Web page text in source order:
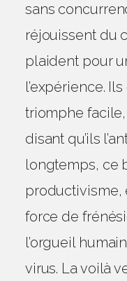
sans
réjouissent du
plaident pour
l’expérience.
triomphe
disant qu’ils
longtemps, ce
productivisme,
force de
l’orgueil
virus. La voilà